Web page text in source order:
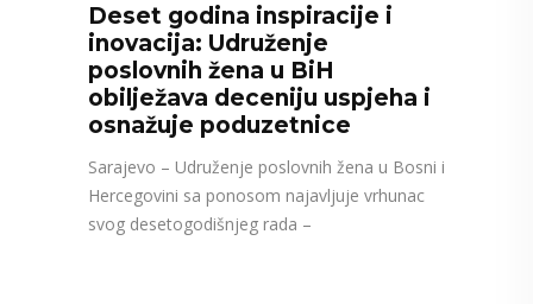
Deset godina inspiracije i
inovacija: Udruženje
poslovnih žena u BiH
obilježava deceniju uspjeha i
osnažuje poduzetnice
Sarajevo – Udruženje poslovnih žena u Bosni i
Hercegovini sa ponosom najavljuje vrhunac
svog desetogodišnjeg rada –